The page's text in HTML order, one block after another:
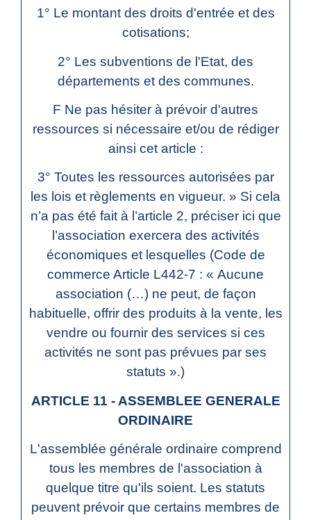
1° Le montant des droits d'entrée et des
cotisations;
2° Les subventions de l'Etat, des
départements et des communes.
F Ne pas hésiter à prévoir d'autres
ressources si nécessaire et/ou de rédiger
ainsi cet article :
3° Toutes les ressources autorisées par
les lois et règlements en vigueur. » Si cela
n’a pas été fait à l’article 2, préciser ici que
l’association exercera des activités
économiques et lesquelles (Code de
commerce Article L442-7 : « Aucune
association (…) ne peut, de façon
habituelle, offrir des produits à la vente, les
vendre ou fournir des services si ces
activités ne sont pas prévues par ses
statuts ».)
ARTICLE 11 - ASSEMBLEE GENERALE
ORDINAIRE
L'assemblée générale ordinaire comprend
tous les membres de l'association à
quelque titre qu'ils soient. Les statuts
peuvent prévoir que certains membres de